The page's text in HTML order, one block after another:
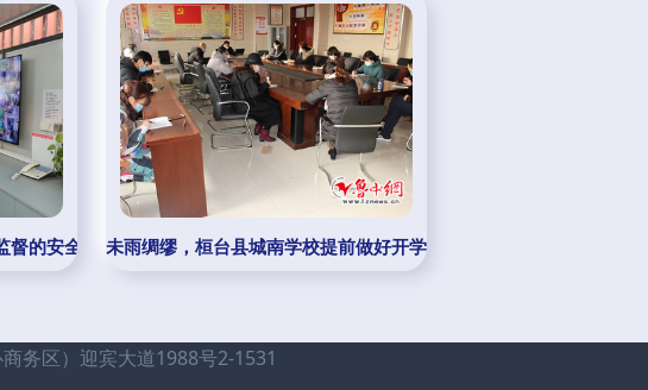
督的安全网教育人格局未雨绸缪，桓台县城南学校提前做好开学准备，打造教育后勤管理典范
务区）迎宾大道1988号2-1531